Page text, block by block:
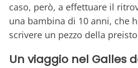
caso, però, a effettuare il
una bambina di 10 anni, che
scrivere un pezzo della
Un viaggio nel Galles